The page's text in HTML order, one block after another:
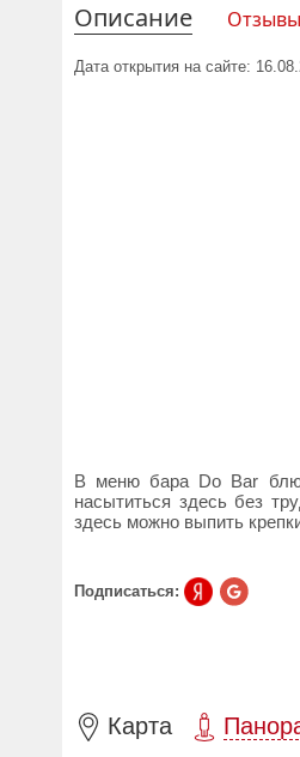
Описание Отзывы
Дата открытия на сайте:
В меню бара Do Bar
насытиться здесь без
здесь можно выпить
Подписаться:
Карта